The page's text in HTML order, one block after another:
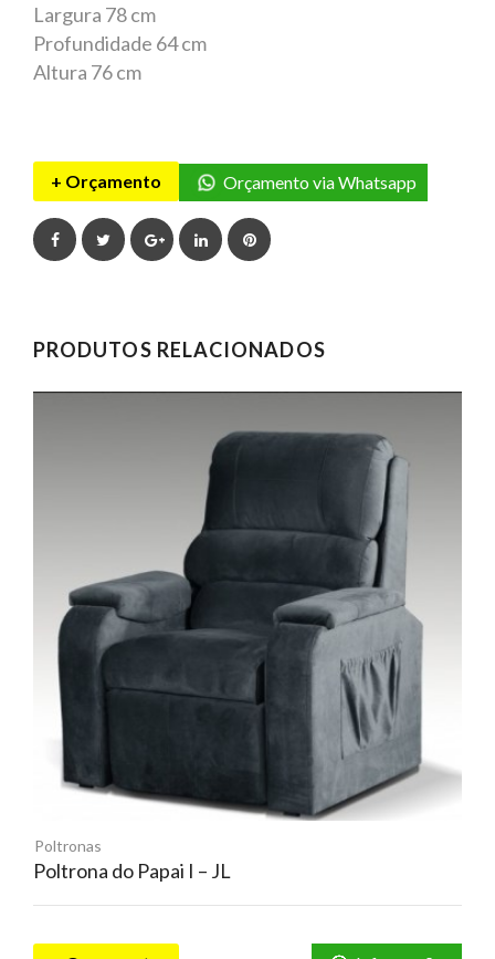
Largura 78 cm
Profundidade 64 cm
Altura 76 cm
+ Orçamento Orçamento via Whatsapp
FacebookTwitterGoogle+LinkedInPinterest
PRODUTOS RELACIONADOS
Poltronas
Poltrona do Papai I – JL